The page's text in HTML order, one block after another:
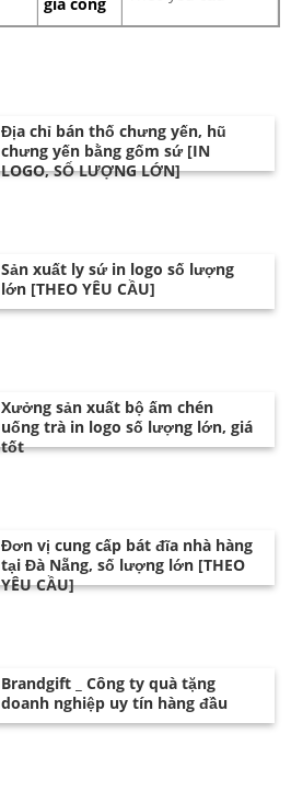
Địa chỉ bán thố chưng yến, hũ
chưng yến bằng gốm sứ [IN
LOGO, SỐ LƯỢNG LỚN]
Sản xuất ly sứ in logo số lượng
lớn [THEO YÊU CẦU]
Xưởng sản xuất bộ ấm chén
uống trà in logo số lượng lớn, giá
tốt
Đơn vị cung cấp bát đĩa nhà hàng
tại Đà Nẵng, số lượng lớn [THEO
YÊU CẦU]
Brandgift _ Công ty quà tặng
doanh nghiệp uy tín hàng đầu